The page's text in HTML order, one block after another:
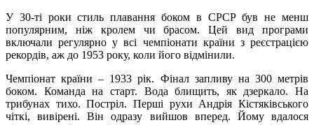
У 30-ті роки стиль плавання боком в СРСР був не менш
популярним, ніж кролем чи брасом. Цей вид програми
включали регулярно у всі чемпіонати країни з реєстрацією
рекордів, аж до 1953 року, коли його відмінили.
Чемпіонат країни – 1933 рік. Фінал запливу на 300 метрів
боком. Команда на старт. Вода блищить, як дзеркало. На
трибунах тихо. Постріл. Перші рухи Андрія Кістяківського
чіткі, вивірені. Він одразу вийшов вперед. Йому вдалося